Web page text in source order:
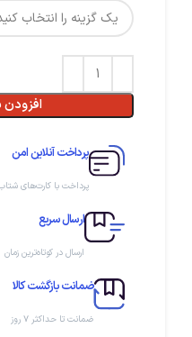
افزودن
پرداخت آنلاین امن
پرداخت با کارت‌های
ارسال سریع
ارسال در کوتاه‌ترین زمان
ضمانت بازگشت کالا
ضمانت تا حداکثر ۷ روز